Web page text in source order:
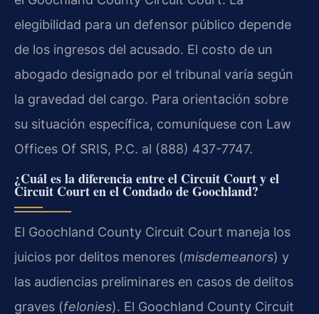
elegibilidad para un defensor público depende
de los ingresos del acusado. El costo de un
abogado designado por el tribunal varía según
la gravedad del cargo. Para orientación sobre
su situación específica, comuníquese con Law
Offices Of SRIS, P.C. al (888) 437-7747.
¿Cuál es la diferencia entre el Circuit Court y el
Circuit Court en el Condado de Goochland?
El Goochland County Circuit Court maneja los
juicios por delitos menores (misdemeanors) y
las audiencias preliminares en casos de delitos
graves (felonies). El Goochland County Circuit